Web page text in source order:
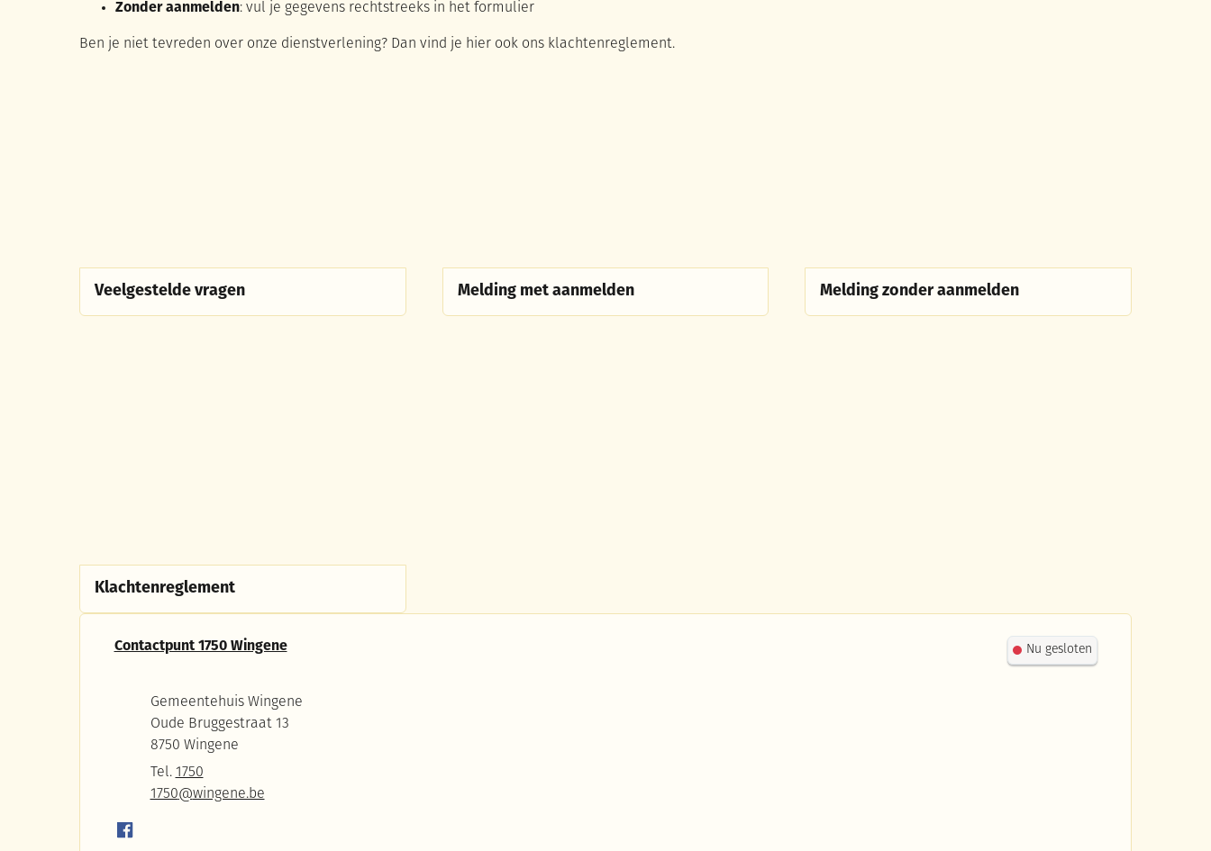
Zonder aanmelden: vul je gegevens rechtstreeks in het formulier
Ben je niet tevreden over onze dienstverlening? Dan vind je hier ook ons klachtenreglement.
A tot Z
Veelgestelde vragen Melding met aanmelden Melding zonder aanmelden
Klachtenreglement
Contact
Contactpunt 1750 Wingene Nu gesloten
Gemeentehuis Wingene
Oude Bruggestraat 13
,8750 Wingene
1750
E-mail1750@wingene.be
Facebook